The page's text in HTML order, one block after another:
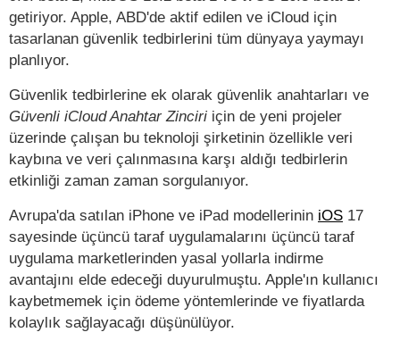
getiriyor. Apple, ABD'de aktif edilen ve iCloud için
tasarlanan güvenlik tedbirlerini tüm dünyaya yaymayı
planlıyor.
Güvenlik tedbirlerine ek olarak güvenlik anahtarları ve
Güvenli iCloud Anahtar Zinciri için de yeni projeler
üzerinde çalışan bu teknoloji şirketinin özellikle veri
kaybına ve veri çalınmasına karşı aldığı tedbirlerin
etkinliği zaman zaman sorgulanıyor.
Avrupa'da satılan iPhone ve iPad modellerinin iOS 17
sayesinde üçüncü taraf uygulamalarını üçüncü taraf
uygulama marketlerinden yasal yollarla indirme
avantajını elde edeceği duyurulmuştu. Apple'ın kullanıcı
kaybetmemek için ödeme yöntemlerinde ve fiyatlarda
kolaylık sağlayacağı düşünülüyor.